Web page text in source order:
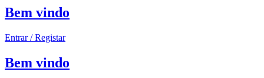
Bem vindo
Entrar / Registar
Bem vindo